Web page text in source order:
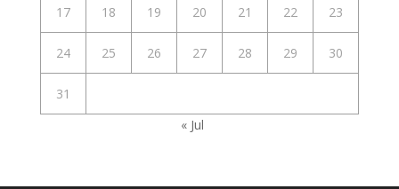
17 18 19 20 21 22 23
24 25 26 27 28 29 30
31
« Jul